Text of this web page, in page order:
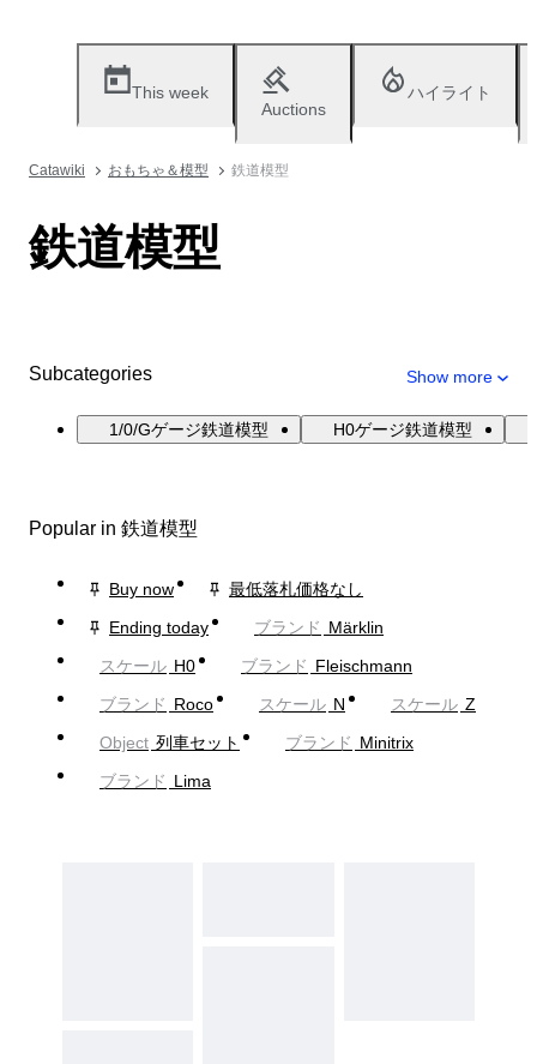
This week
Auctions
ハイライト
Catawiki おもちゃ＆模型 鉄道模型
鉄道模型
Subcategories Show more
1/0/Gゲージ鉄道模型 H0ゲージ鉄道模型
Popular in 鉄道模型
Buy now
最低落札価格なし
Ending today
ブランド Märklin
スケール H0 ブランド Fleischmann
ブランド Roco スケール N スケール Z
Object 列車セット ブランド Minitrix
ブランド Lima